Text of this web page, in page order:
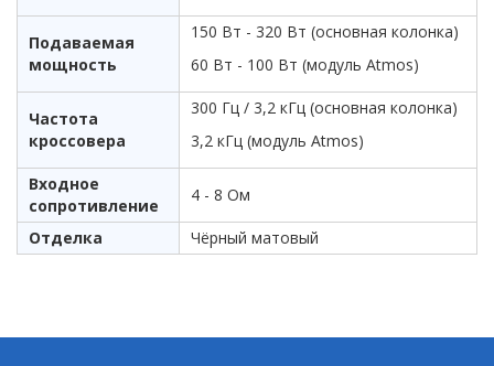
Подаваемая
мощность
150 Вт - 320 Вт (основная колонка)
60 Вт - 100 Вт (модуль Atmos)
Частота
кроссовера
300 Гц / 3,2 кГц (основная колонка)
3,2 кГц (модуль Atmos)
Входное
сопротивление
4 - 8 Ом
Отделка Чёрный матовый